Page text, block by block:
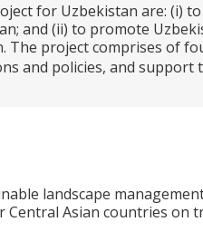
for Uzbekistan are: (i)
and (ii) to promote
project comprises of
and policies, and support
landscape
Asian countries on